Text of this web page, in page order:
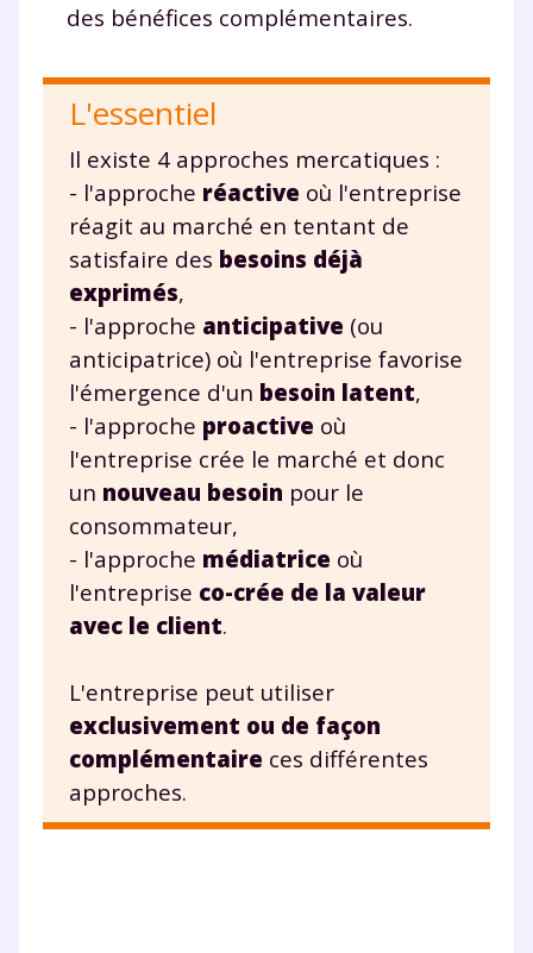
des bénéfices complémentaires.
L'essentiel
Il existe 4 approches mercatiques :
- l'approche réactive où l'entreprise
réagit au marché en tentant de
satisfaire des besoins déjà
exprimés,
- l'approche anticipative (ou
anticipatrice) où l'entreprise favorise
l'émergence d'un besoin latent,
- l'approche proactive où
l'entreprise crée le marché et donc
un nouveau besoin pour le
consommateur,
- l'approche médiatrice où
l'entreprise co-crée de la valeur
avec le client.
L'entreprise peut utiliser
exclusivement ou de façon
complémentaire ces différentes
approches.
Envie de progresser
et de réussir votre
année scolaire ?
Testez gratuitement
pendant 24h notre
plateforme de soutien
scolaire !
Fiches de cours et vidéos, exercices
corrigés,podcasts de révisions
Unespace dédié aux parents
suivre les progrès
Tout le programme scolaire du CP à
la Terminale
vidéo